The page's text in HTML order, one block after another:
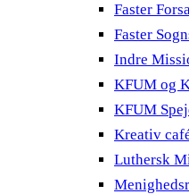
Faster
Faster
Indre
KFUM og
KFUM
Kreativ
Luthersk